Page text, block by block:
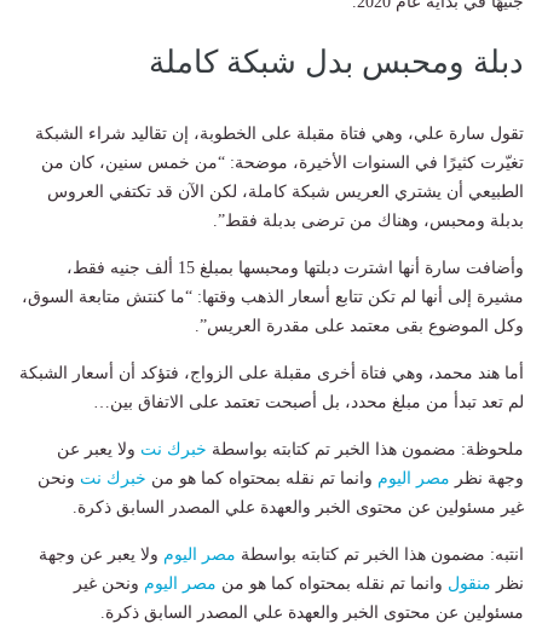
دبلة ومحبس بدل شبكة كاملة
تقول سارة علي، وهي فتاة مقبلة على الخطوبة، إن تقاليد شراء الشبكة
تغيّرت كثيرًا في السنوات الأخيرة، موضحة: “من خمس سنين، كان من
الطبيعي أن يشتري العريس شبكة كاملة، لكن الآن قد تكتفي العروس
بدبلة ومحبس، وهناك من ترضى بدبلة فقط”.
وأضافت سارة أنها اشترت دبلتها ومحبسها بمبلغ 15 ألف جنيه فقط،
مشيرة إلى أنها لم تكن تتابع أسعار الذهب وقتها: “ما كنتش متابعة السوق،
وكل الموضوع بقى معتمد على مقدرة العريس”.
أما هند محمد، وهي فتاة أخرى مقبلة على الزواج، فتؤكد أن أسعار الشبكة
لم تعد تبدأ من مبلغ محدد، بل أصبحت تعتمد على الاتفاق بين…
ملحوظة: مضمون هذا الخبر تم كتابته بواسطة خبرك نت ولا يعبر عن
وجهة نظر مصر اليوم وانما تم نقله بمحتواه كما هو من خبرك نت ونحن
غير مسئولين عن محتوى الخبر والعهدة علي المصدر السابق ذكرة.
انتبه: مضمون هذا الخبر تم كتابته بواسطة مصر اليوم ولا يعبر عن وجهة
نظر منقول وانما تم نقله بمحتواه كما هو من مصر اليوم ونحن غير
مسئولين عن محتوى الخبر والعهدة علي المصدر السابق ذكرة.